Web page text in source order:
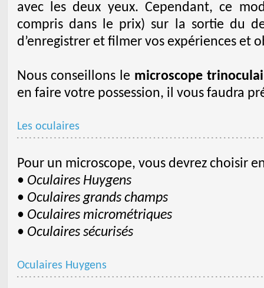
avec les deux yeux. Cependant, ce
compris dans le prix) sur la sortie du
d’enregistrer et filmer vos expériences et
Nous conseillons le microscope
en faire votre possession, il vous faudra
Les oculaires
Pour un microscope, vous devrez choisir
• Oculaires Huygens
• Oculaires grands champs
• Oculaires micrométriques
• Oculaires sécurisés
Oculaires Huygens